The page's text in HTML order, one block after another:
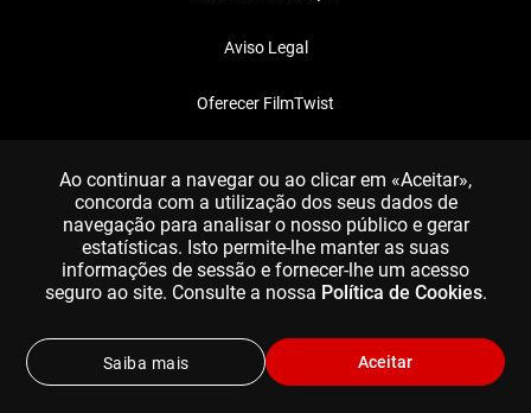
Aviso Legal
Oferecer FilmTwist
Ao continuar a navegar ou ao clicar em «Aceitar»,
concorda com a utilização dos seus dados de
navegação para analisar o nosso público e gerar
estatísticas. Isto permite-lhe manter as suas
informações de sessão e fornecer-lhe um acesso
seguro ao site. Consulte a nossa Política de Cookies.
Aceitar
Saiba mais